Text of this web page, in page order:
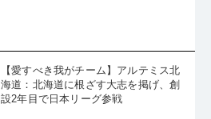
【愛すべき我がチーム】アルテミス北
海道：北海道に根ざす大志を掲げ、創
設2年目で日本リーグ参戦